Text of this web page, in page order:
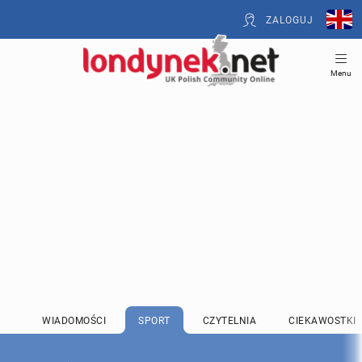
ZALOGUJ
Menu
WIADOMOŚCI SPORT CZYTELNIA CIEKAWOSTKI